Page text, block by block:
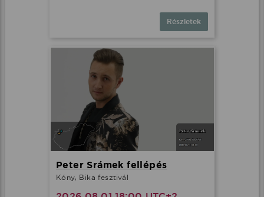
Részletek
Peter Srámek fellépés
Kóny, Bika fesztivál